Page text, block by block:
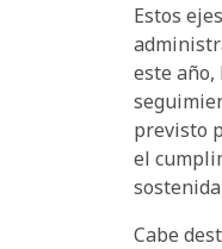
Estos
este año,
previsto
el
Cabe